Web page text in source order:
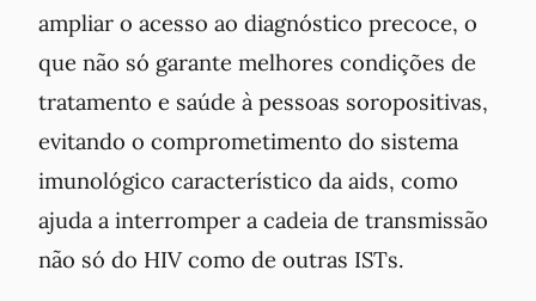
ampliar o acesso ao diagnóstico precoce, o
que não só garante melhores condições de
tratamento e saúde à pessoas soropositivas,
evitando o comprometimento do sistema
imunológico característico da aids, como
ajuda a interromper a cadeia de transmissão
não só do HIV como de outras ISTs.